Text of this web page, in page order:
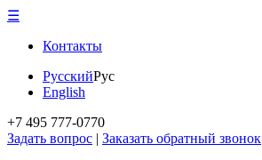
☰
Контакты
РусскийРус
English
+7 495 777-0770
Задать вопрос | Заказать обратный звонок